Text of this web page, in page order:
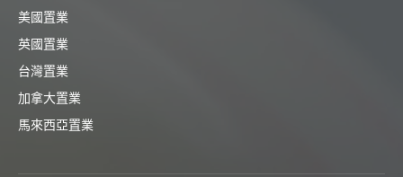
美國置業
英國置業
台灣置業
加拿大置業
馬來西亞置業